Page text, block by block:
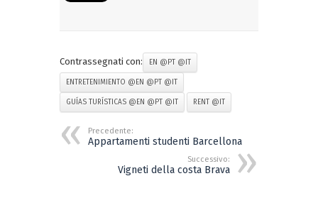
Contrassegnati con: EN @PT @IT
ENTRETENIMIENTO @EN @PT @IT
GUÍAS TURÍSTICAS @EN @PT @IT RENT @IT
Precedente:
Appartamenti studenti Barcellona
Successivo:
Vigneti della costa Brava